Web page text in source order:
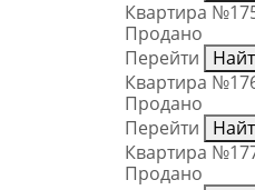
Квартира
Продано
Перейти
Квартира
Продано
Перейти
Квартира
Продано